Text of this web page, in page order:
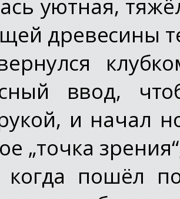
древесины
ввод,
и начал
„точка
когда пошёл